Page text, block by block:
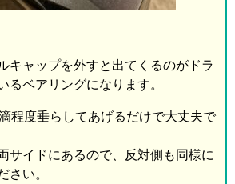
キャップを外すと出てくるのがドラ
るベアリングになります。
程度垂らしてあげるだけで大丈夫で
サイドにあるので、反対側も同様に
い。